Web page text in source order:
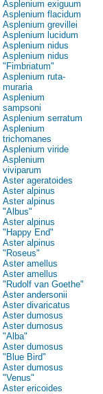
Asplenium exiguum
Asplenium flacidum
Asplenium grevillei
Asplenium lucidum
Asplenium nidus
Asplenium nidus
"Fimbriatum"
Asplenium ruta-
muraria
Asplenium
sampsoni
Asplenium serratum
Asplenium
trichomanes
Asplenium viride
Asplenium
viviparum
Aster ageratoides
Aster alpinus
Aster alpinus
"Albus"
Aster alpinus
"Happy End"
Aster alpinus
"Roseus"
Aster amellus
Aster amellus
"Rudolf van Goethe"
Aster andersonii
Aster divaricatus
Aster dumosus
Aster dumosus
"Alba"
Aster dumosus
"Blue Bird"
Aster dumosus
"Venus"
Aster ericoides